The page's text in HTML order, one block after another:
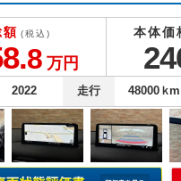
額 (税込)
8 万円
本体価
2022 走行 48000ｋm